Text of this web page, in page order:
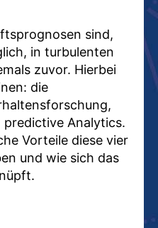
sind,
in turbulenten
zuvor. Hierbei
die
Analytics.
Vorteile diese vier
und wie sich das